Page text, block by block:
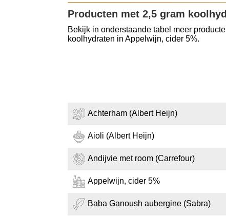
Producten met 2,5 gram
Bekijk in onderstaande tabel meer
koolhydraten in Appelwijn, cider 5%.
Achterham (Albert Heijn)
Aioli (Albert Heijn)
Andijvie met room (Carrefour)
Appelwijn, cider 5%
Baba Ganoush aubergine (Sabra)